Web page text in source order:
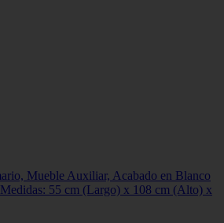
Mueble Auxiliar, Acabado en Blanco
55 cm (Largo) x 108 cm (Alto) x